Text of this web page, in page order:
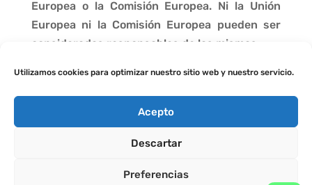
Utilizamos cookies para optimizar nuestro sitio web y nuestro servicio.
Acepto
Descartar
Preferencias
Europea o la Comisión Europea. Ni la Unión
Europea ni la Comisión Europea pueden ser
consideradas responsables de las mismas.